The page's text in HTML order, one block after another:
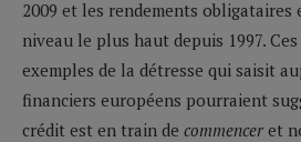
2009 et les rendements
niveau le plus haut depuis 1997.
exemples de la détresse qui saisit
financiers européens pourraient
crédit est en train de commencer et